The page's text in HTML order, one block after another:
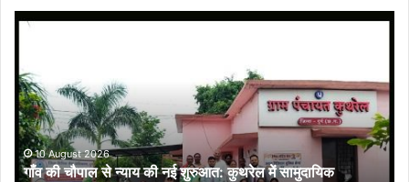
गाँव
से
न्याय
की
नई
शुरुआत:
कुथरेल
10 August 2026
गाँव की चौपाल से न्याय की नई शुरुआत: कुथरेल में सामुदायिक